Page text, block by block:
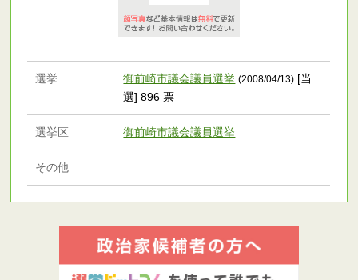
選挙 御前崎市議会議員選挙 (2008/04/13) [当
選] 896 票
選挙区 御前崎市議会議員選挙
その他